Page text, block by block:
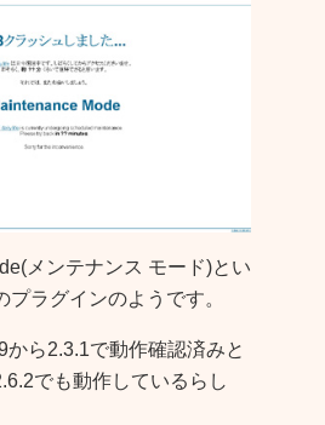
メンテナンス モード)とい
プラグインのようです。
から2.3.1で動作確認済みと
でも動作しているらし